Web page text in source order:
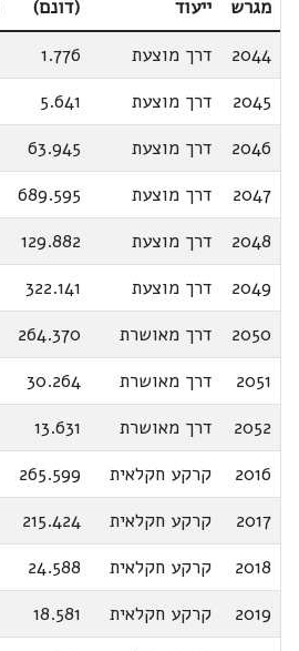
מגרש ייעוד (דונם)
2044
דרך מוצעת
1.776
2045
דרך מוצעת
5.641
2046
דרך מוצעת
63.945
2047
דרך מוצעת
689.595
2048
דרך מוצעת
129.882
2049
דרך מוצעת
322.141
2050
דרך מאושרת
264.370
2051
דרך מאושרת
30.264
2052
דרך מאושרת
13.631
2016
קרקע חקלאית
265.599
2017
קרקע חקלאית
215.424
2018
קרקע חקלאית
24.588
2019
קרקע חקלאית
18.581